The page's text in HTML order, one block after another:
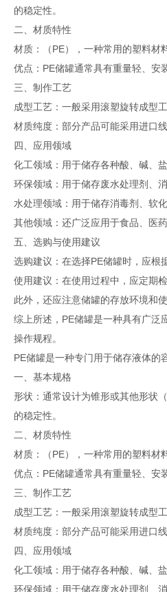
的稳定性。
二、材质特性
材质：（PE），一种常用的塑料材
优点：PE储罐通常具有重量轻、安
三、制作工艺
成型工艺：一般采用滚塑旋转成型
材质纯度：部分产品可能采用进口
四、应用领域
化工领域：用于储存各种酸、碱、盐
环保领域：用于储存废水处理剂、
水处理领域：用于储存消毒剂、软
其他领域：还广泛应用于食品、医
五、选购与使用建议
选购建议：在选择PE储罐时，应根
使用建议：在使用过程中，应定期
此外，还应注意储罐的存放环境和
综上所述，PE储罐是一种具有广泛
操作规程。
PE储罐是一种专门用于储存液体的
一、基本规格
形状：通常设计为锥形或其他形状
的稳定性。
二、材质特性
材质：（PE），一种常用的塑料材
优点：PE储罐通常具有重量轻、安
三、制作工艺
成型工艺：一般采用滚塑旋转成型
材质纯度：部分产品可能采用进口
四、应用领域
化工领域：用于储存各种酸、碱、盐
环保领域：用于储存废水处理剂、